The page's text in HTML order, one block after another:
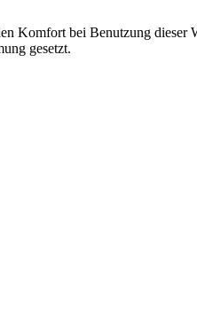
Komfort bei Benutzung dieser
gesetzt.